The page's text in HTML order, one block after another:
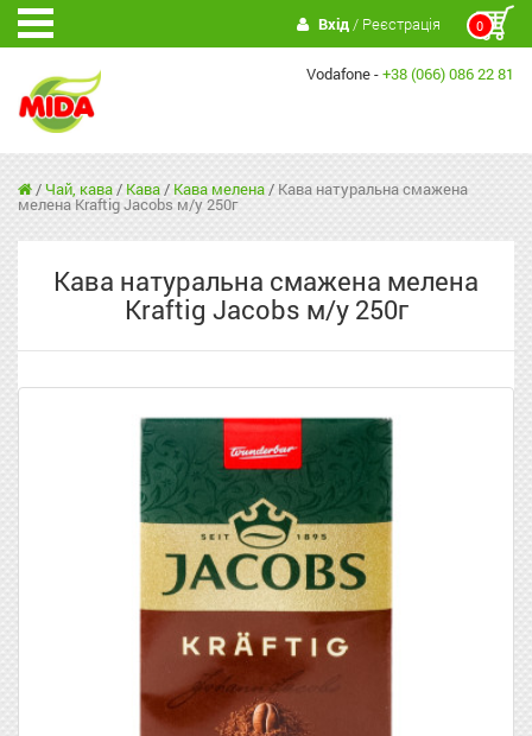
0
Вхід/ Реєстрація
Vodafone -+38 (066) 086 22 81
/Чай, кава/ Кава/ Кава мелена/ Кава натуральна смажена
мелена Kraftig Jacobs м/у 250г
Кава натуральна смажена мелена
Kraftig Jacobs м/у 250г